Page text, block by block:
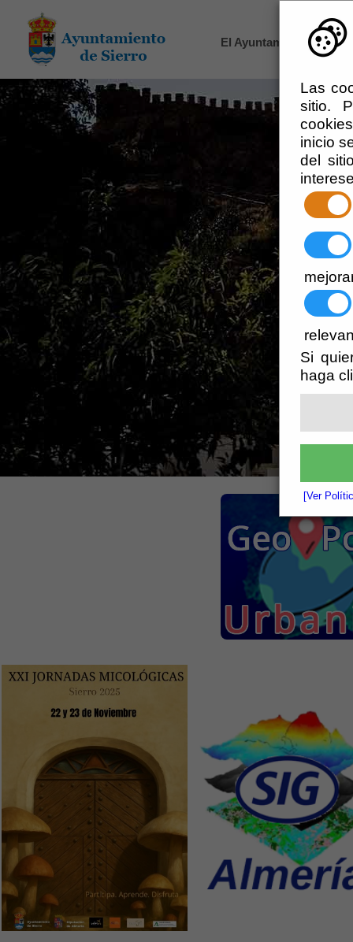
Las
sitio.
inicio
del
Si
haga
[Ver
El Ayuntamiento -